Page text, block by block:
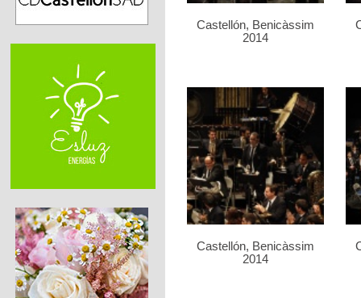
Castellón, Benicàssim
2014
Castellón, Benicàssim
2014